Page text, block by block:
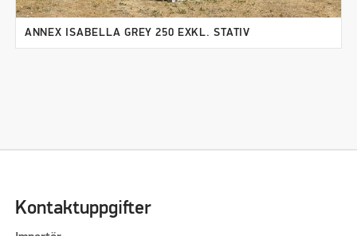
ANNEX ISABELLA GREY 250 EXKL. STATIV
Kontaktuppgifter